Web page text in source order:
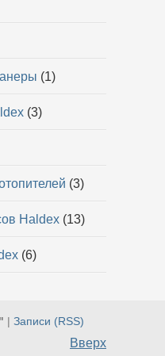
(1)
(3)
(3)
Haldex (13)
(6)
| Записи (RSS)
Вверх